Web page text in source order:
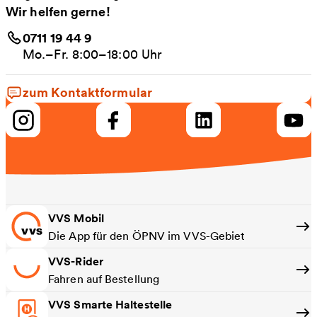
Wir helfen gerne!
0711 19 44 9
Mo.–Fr. 8:00–18:00 Uhr
zum Kontaktformular
VVS Mobil
Die App für den ÖPNV im VVS-Gebiet
VVS-Rider
Fahren auf Bestellung
VVS Smarte Haltestelle